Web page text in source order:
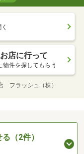
お店に行って
物件を探してもらう
フラッシュ（株）
（2件）